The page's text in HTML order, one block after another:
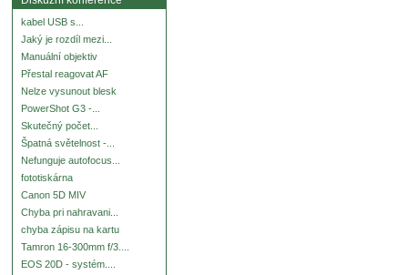
kabel USB s...
Jaký je rozdíl mezi...
Manuální objektiv
Přestal reagovat AF
Nelze vysunout blesk
PowerShot G3 -...
Skutečný počet...
Špatná světelnost -...
Nefunguje autofocus...
fototiskárna
Canon 5D MIV
Chyba pri nahravani...
chyba zápisu na kartu
Tamron 16-300mm f/3....
EOS 20D - systém....